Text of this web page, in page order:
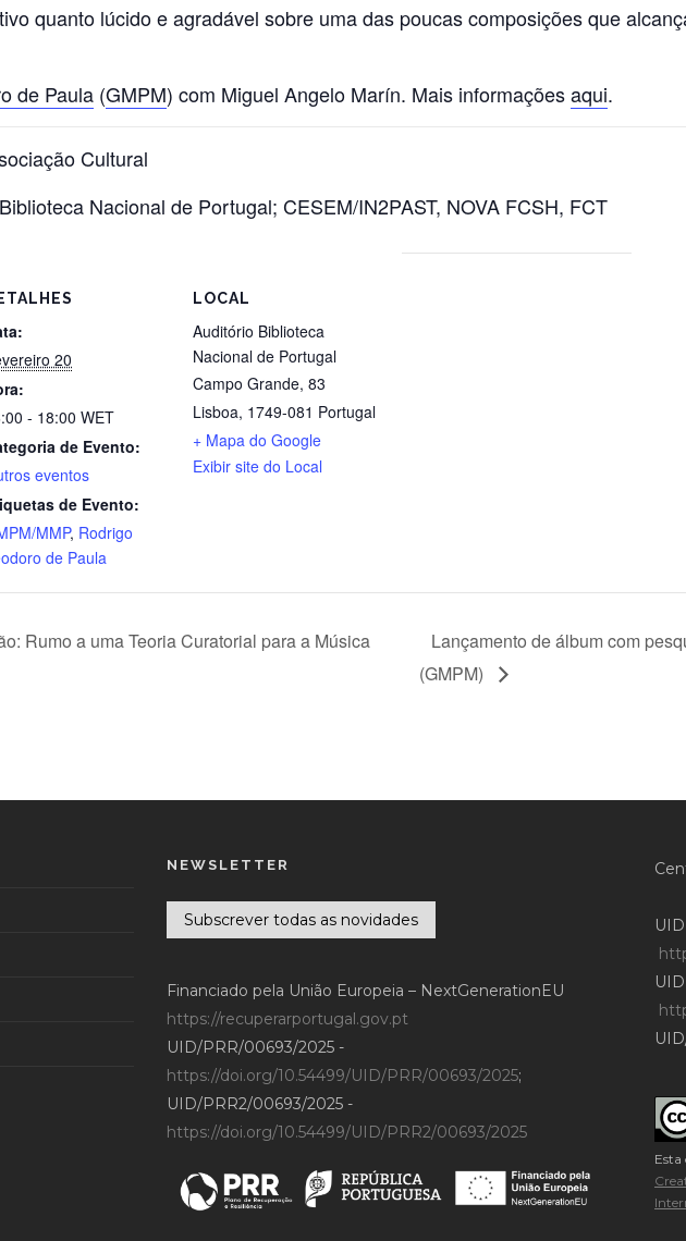
quanto lúcido e agradável sobre uma das poucas composições que
de Paula (GMPM) com Miguel Angelo Marín. Mais informaçõesaqui.
Cultural
Nacional de Portugal; CESEM/IN2PAST, NOVA FCSH, FCT
20
- 18:00 WET
de Evento:
eventos
de Evento:
MMP, Rodrigo
de Paula
LOCAL
Auditório Biblioteca
Nacional de Portugal
Campo Grande, 83
Lisboa, 1749-081 Portugal
+ Mapa do Google
Exibir site do Local
Rumo a uma Teoria Curatorial para a Música
Lançamento de álbum com
(GMPM)
NEWSLETTER
Subscrever todas as novidades
Financiado pela União Europeia – NextGenerationEU
https://recuperarportugal.gov.pt
UID/PRR/00693/2025 -
https://doi.org/10.54499/UID/PRR/00693/2025;
UID/PRR2/00693/2025 -
https://doi.org/10.54499/UID/PRR2/00693/2025
Esta